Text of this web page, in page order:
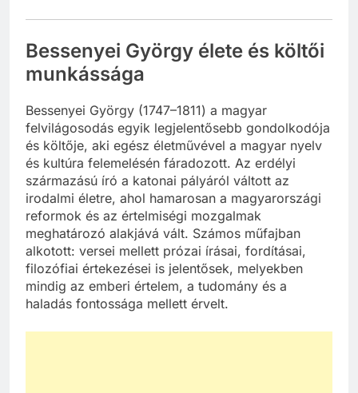
Bessenyei György élete és költői
munkássága
Bessenyei György (1747–1811) a magyar
felvilágosodás egyik legjelentősebb gondolkodója
és költője, aki egész életművével a magyar nyelv
és kultúra felemelésén fáradozott. Az erdélyi
származású író a katonai pályáról váltott az
irodalmi életre, ahol hamarosan a magyarországi
reformok és az értelmiségi mozgalmak
meghatározó alakjává vált. Számos műfajban
alkotott: versei mellett prózai írásai, fordításai,
filozófiai értekezései is jelentősek, melyekben
mindig az emberi értelem, a tudomány és a
haladás fontossága mellett érvelt.